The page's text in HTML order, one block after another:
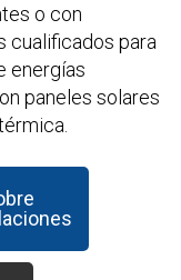
o con
cualificados para
energías
paneles solares